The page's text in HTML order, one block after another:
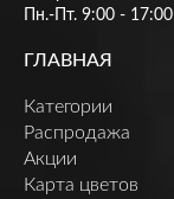
Пн.-Пт. 9:00 - 17:00
ГЛАВНАЯ
Категории
Распродажа
Акции
Карта цветов